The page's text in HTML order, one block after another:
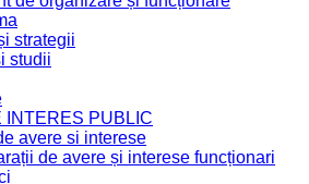
strategii
studii
INTERES PUBLIC
avere si interese
de avere și interese funcționari